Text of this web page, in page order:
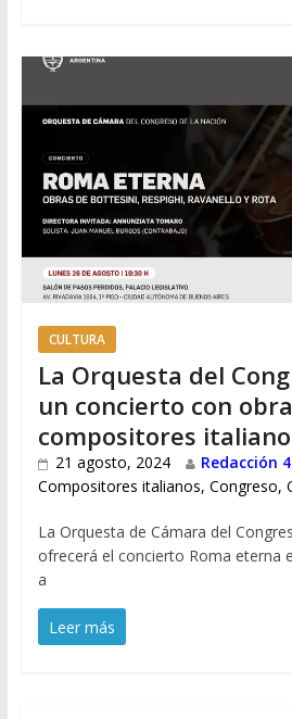
CULTURA
La Orquesta del
un concierto con
compositores
21 agosto, 2024
Redacción
Compositores italianos, Congreso,
La Orquesta de Cámara del
ofrecerá el concierto Roma eterna
a
Leer más